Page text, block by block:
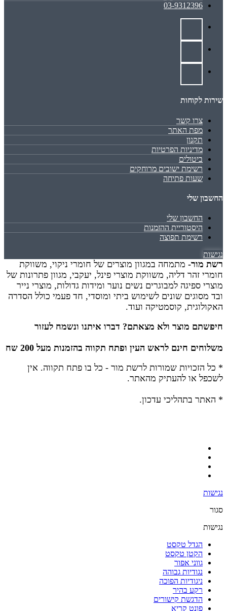
03-9312396
שירות לקוחות
צרו קשר
מפת האתר
תקנון
מדיניות הפרטיות
ביטולים
רשימת ישובים מרוחקים
שעות פתיחה
החשבון שלי
החשבון שלי
היסטוריית ההזמנות
רשימת תפוצה
נגישות
רשת מור- מתמחה במגוון מוצרים של חומרי ניקוי, משווקת
חומרי זהר דליה, משווקת מוצרי פינל, יעקבי, מגוון פתרונות של
מוצרי ספיגה למבוגרים נשים נוער ומידות גדולות, מוצרי נייר
ובד מסוגים שונים לשימוש ביתי ומוסדי, חד פעמי כולל הסדרה
האקולוגית, קוסמטיקה ועוד.
חיפשתם מוצר ולא מצאתם? דברו איתנו ונשמח לעזור
משלוחים חינם לראש העין ופתח תקווה בהזמנות מעל 200 שח
* כל הזכויות שמורות לרשת מור - כל בו פתח תקווה. אין
לשכפל או להעתיק מהאתר.
* האתר בתהליכי עדכון.
נגישות
סגור
נגישות
הגדל טקסט
הקטן טקסט
גווני אפור
נגודיות גבוהה
ניגודיות הפוכה
רקע בהיר
הדגשת קישורים
פונט קריא